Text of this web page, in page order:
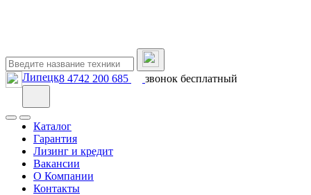
Липецк8 4742 200 685 звонок бесплатный
Каталог
Гарантия
Лизинг и кредит
Вакансии
О Компании
Контакты